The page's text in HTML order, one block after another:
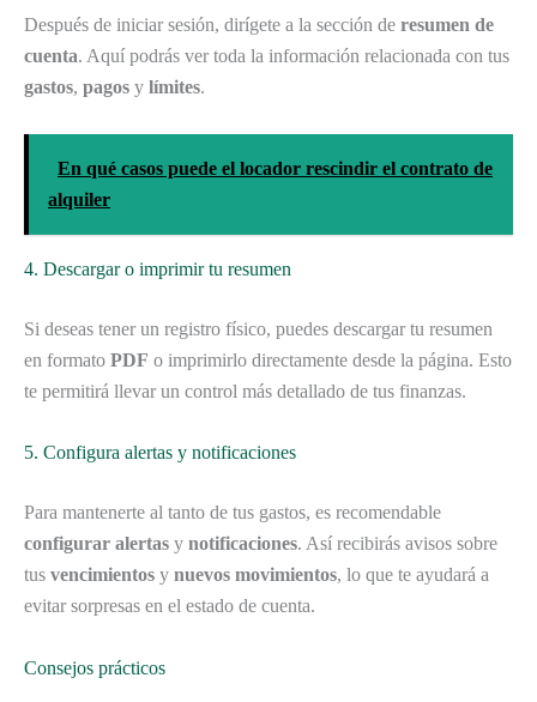
Después de iniciar sesión, dirígete a la sección de resumen de
cuenta. Aquí podrás ver toda la información relacionada con tus
gastos, pagos y límites.
En qué casos puede el locador rescindir el contrato de
alquiler
4. Descargar o imprimir tu resumen
Si deseas tener un registro físico, puedes descargar tu resumen
en formato PDF o imprimirlo directamente desde la página. Esto
te permitirá llevar un control más detallado de tus finanzas.
5. Configura alertas y notificaciones
Para mantenerte al tanto de tus gastos, es recomendable
configurar alertas y notificaciones. Así recibirás avisos sobre
tus vencimientos y nuevos movimientos, lo que te ayudará a
evitar sorpresas en el estado de cuenta.
Consejos prácticos